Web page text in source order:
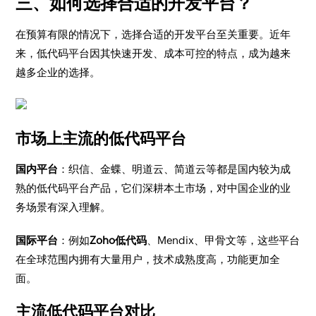
在预算有限的情况下，选择合适的开发平台至关重要。近年
来，低代码平台因其快速开发、成本可控的特点，成为越来
越多企业的选择。
市场上主流的低代码平台
国内平台 ：织信、金蝶、明道云、简道云等都是国内较为成
熟的低代码平台产品，它们深耕本土市场，对中国企业的业
务场景有深入理解。
国际平台 ：例如Zoho低代码 、Mendix、甲骨文等，这些平台
在全球范围内拥有大量用户，技术成熟度高，功能更加全
面。
主流低代码平台对比